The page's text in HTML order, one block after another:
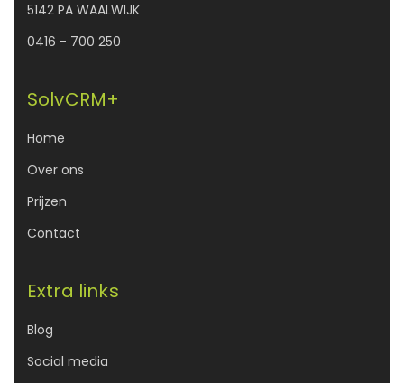
5142 PA WAALWIJK
0416 - 700 250
SolvCRM+
Home
Over ons
Prijzen
Contact
Extra links
Blog
Social media